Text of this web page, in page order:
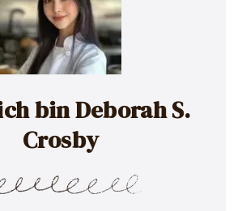
bin Deborah S.
Crosby